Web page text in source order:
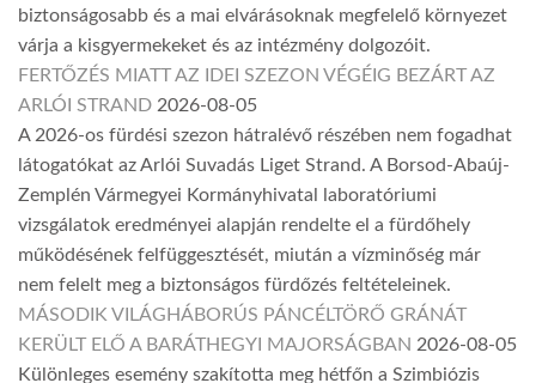
biztonságosabb és a mai elvárásoknak megfelelő környezet
várja a kisgyermekeket és az intézmény dolgozóit.
FERTŐZÉS MIATT AZ IDEI SZEZON VÉGÉIG BEZÁRT AZ
ARLÓI STRAND 2026-08-05
A 2026-os fürdési szezon hátralévő részében nem fogadhat
látogatókat az Arlói Suvadás Liget Strand. A Borsod-Abaúj-
Zemplén Vármegyei Kormányhivatal laboratóriumi
vizsgálatok eredményei alapján rendelte el a fürdőhely
működésének felfüggesztését, miután a vízminőség már
nem felelt meg a biztonságos fürdőzés feltételeinek.
MÁSODIK VILÁGHÁBORÚS PÁNCÉLTÖRŐ GRÁNÁT
KERÜLT ELŐ A BARÁTHEGYI MAJORSÁGBAN 2026-08-05
Különleges esemény szakította meg hétfőn a Szimbiózis